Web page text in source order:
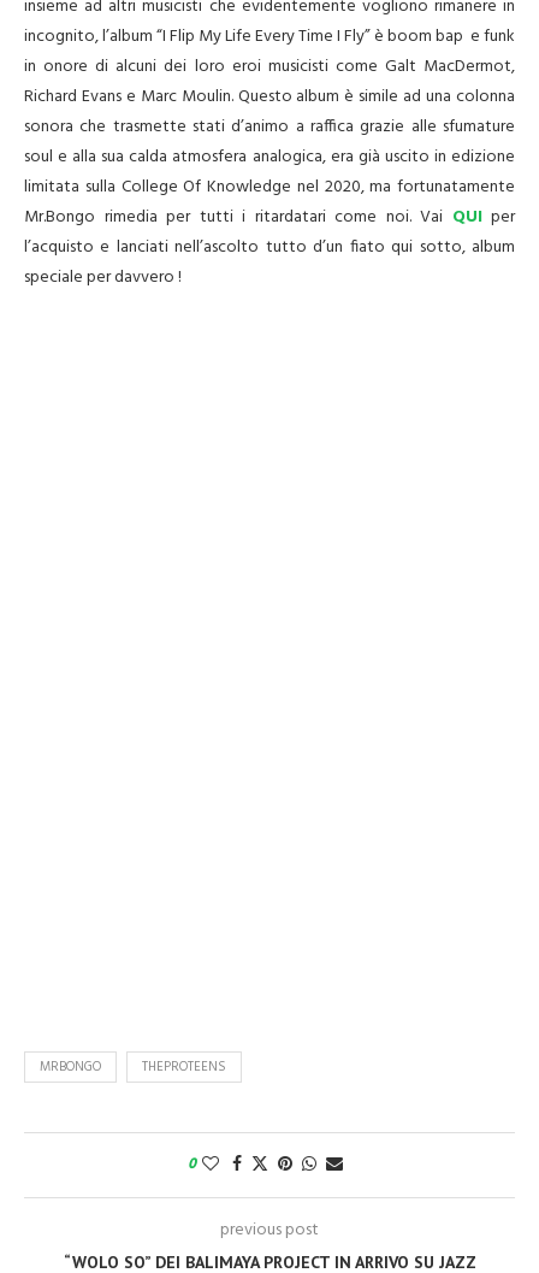
insieme ad altri musicisti che evidentemente vogliono rimanere in
incognito, l’album “I Flip My Life Every Time I Fly” è boom bap e funk
in onore di alcuni dei loro eroi musicisti come Galt MacDermot,
Richard Evans e Marc Moulin. Questo album è simile ad una colonna
sonora che trasmette stati d’animo a raffica grazie alle sfumature
soul e alla sua calda atmosfera analogica, era già uscito in edizione
limitata sulla College Of Knowledge nel 2020, ma fortunatamente
Mr.Bongo rimedia per tutti i ritardatari come noi. Vai QUIper
l’acquisto e lanciati nell’ascolto tutto d’un fiato qui sotto, album
speciale per davvero !
MRBONGO THEPROTEENS
0
previous post
“WOLO SO” DEI BALIMAYA PROJECT IN ARRIVO SU JAZZ